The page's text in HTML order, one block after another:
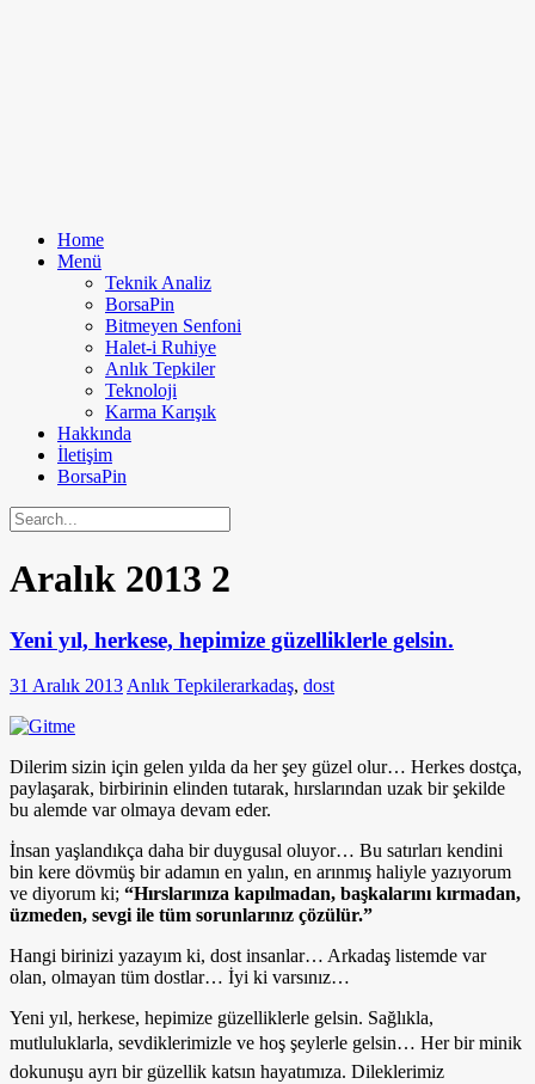
Home
Menü
Teknik Analiz
BorsaPin
Bitmeyen Senfoni
Halet-i Ruhiye
Anlık Tepkiler
Teknoloji
Karma Karışık
Hakkında
İletişim
BorsaPin
Aralık 2013 2
Yeni yıl, herkese, hepimize güzelliklerle gelsin.
31 Aralık 2013Anlık Tepkilerarkadaş, dost
Dilerim sizin için gelen yılda da her şey güzel olur… Herkes dostça,
paylaşarak, birbirinin elinden tutarak, hırslarından uzak bir şekilde
bu alemde var olmaya devam eder.
İnsan yaşlandıkça daha bir duygusal oluyor… Bu satırları kendini
bin kere dövmüş bir adamın en yalın, en arınmış haliyle yazıyorum
ve diyorum ki; “Hırslarınıza kapılmadan, başkalarını kırmadan,
üzmeden, sevgi ile tüm sorunlarınız çözülür.”
Hangi birinizi yazayım ki, dost insanlar… Arkadaş listemde var
olan, olmayan tüm dostlar… İyi ki varsınız…
Yeni yıl, herkese, hepimize güzelliklerle gelsin. Sağlıkla,
mutluluklarla, sevdiklerimizle ve hoş şeylerle gelsin… Her bir minik
dokunuşu ayrı bir güzellik katsın hayatımıza. Dileklerimiz